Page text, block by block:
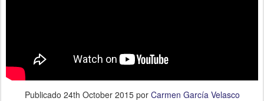
Publicado 24th October 2015por Carmen García Velasco